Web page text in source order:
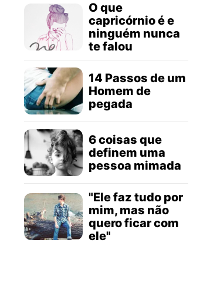
O que
capricórnio é e
ninguém nunca
te falou
14 Passos de um
Homem de
pegada
6 coisas que
definem uma
pessoa mimada
"Ele faz tudo por
mim, mas não
quero ficar com
ele"